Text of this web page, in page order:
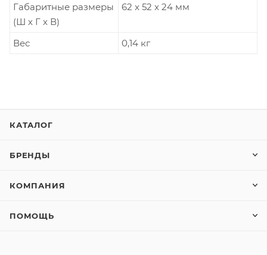
Габаритные размеры
(Ш х Г х В)
62 x 52 x 24 мм
Вес 0,14 кг
КАТАЛОГ
БРЕНДЫ
КОМПАНИЯ
ПОМОЩЬ